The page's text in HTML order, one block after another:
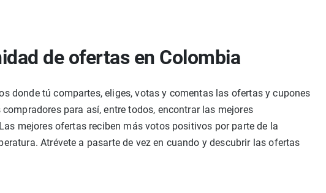
de ofertas en Colombia
donde tú compartes, eliges, votas y comentas las ofertas y cupones
para así, entre todos, encontrar las mejores
mejores ofertas reciben más votos positivos por parte de la
Atrévete a pasarte de vez en cuando y descubrir las ofertas